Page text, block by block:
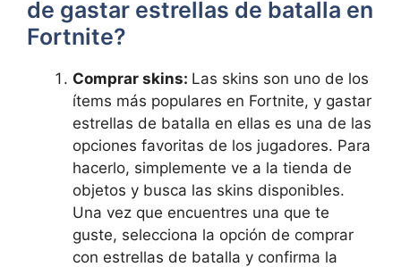
de gastar estrellas​ de batalla ​en
Fortnite?
Comprar skins: Las skins son uno⁢ de‌ los
ítems más populares en Fortnite, y ⁣gastar
estrellas de ⁣batalla en ellas es una de las
opciones favoritas de los jugadores. Para
hacerlo, simplemente‌ ve ⁢a la tienda de
objetos y busca⁣ las⁤ skins disponibles.
Una vez que encuentres una que⁤ te⁣
guste, ‍selecciona la ⁣opción de comprar
con estrellas de batalla y confirma la